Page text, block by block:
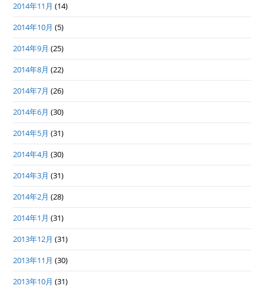
2014年11月 (14)
2014年10月 (5)
2014年9月 (25)
2014年8月 (22)
2014年7月 (26)
2014年6月 (30)
2014年5月 (31)
2014年4月 (30)
2014年3月 (31)
2014年2月 (28)
2014年1月 (31)
2013年12月 (31)
2013年11月 (30)
2013年10月 (31)